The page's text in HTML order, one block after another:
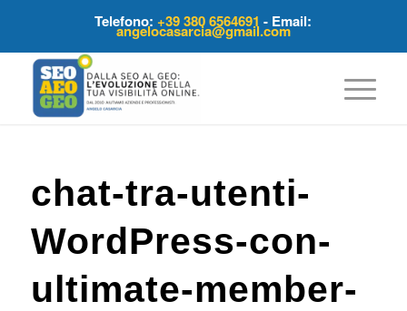
Telefono:+39 380 6564691 - Email:
angelocasarcia@gmail.com
chat-tra-utenti-
WordPress-con-
ultimate-member-